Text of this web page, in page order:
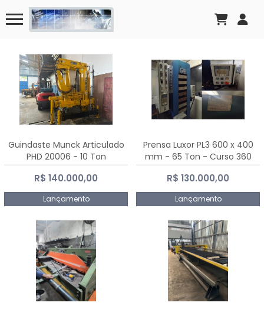
Guindaste Munck Articulado
PHD 20006 - 10 Ton
R$ 140.000,00
Lançamento
Prensa Luxor PL3 600 x 400
mm - 65 Ton - Curso 360
mm
R$ 130.000,00
Lançamento